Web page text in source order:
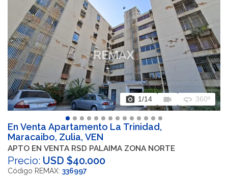
photo_camera 1/14 videocam 360 360º
En Venta Apartamento La Trinidad,
Maracaibo, Zulia, VEN
APTO EN VENTA RSD PALAIMA ZONA NORTE
Precio: USD $40.000
Código REMAX: 336997